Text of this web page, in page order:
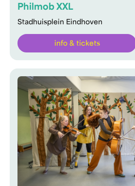
Stadhuisplein Eindhoven
Philmob XXL
info & tickets